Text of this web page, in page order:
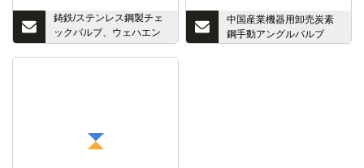
鋳鉄/ステンレス鋼製チェ
ックバルブ、ウェハエン
ドフランジ/タング/スイベ
中国産業機器用卸売炭素
鋼手動アングルバルブ